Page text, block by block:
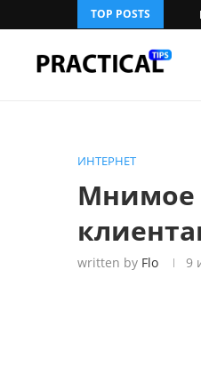
TOP POSTS
ИНТЕРНЕТ
Мнимое
written by Flo 9